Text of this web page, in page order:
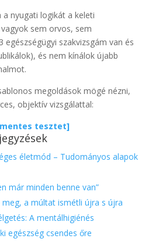
nyugati logikát a keleti
sem orvos, sem
egészségügyi szakvizsgám van és
és nem kínálok újabb
megoldások mögé nézni,
objektív vizsgálattal:
tesztet]
életmód – Tudományos alapok
már minden benne van”
a múltat ismétli újra s újra
A mentálhigiénés
egészség csendes őre